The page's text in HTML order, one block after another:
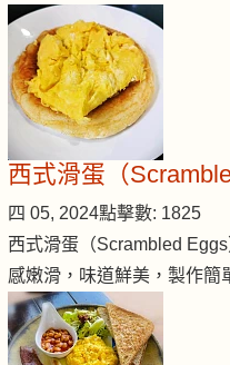
西式滑蛋（
四 05, 2024點擊數: 1825
西式滑蛋（Scrambled
感嫩滑，味道鮮美，製作